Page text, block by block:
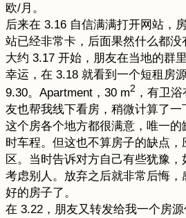
欧/月。
后来在 3.16 自信满满打开网站，
站已经非常卡，后面果然什么都没
大约 3.17 开始，朋友在当地的群
幸运，在 3.18 就看到一个短租房
9.30。Apartment，30 m2 ，有卫
友也帮我线下看房，稍微计算了一
这个房各个地方都很满意，唯一
时车程。但这也不算房子的缺点
区。当时告诉对方自己有些犹豫
考虑别人。放弃之后就非常后悔
好的房子了。
在 3.22，朋友又转发给我一个房